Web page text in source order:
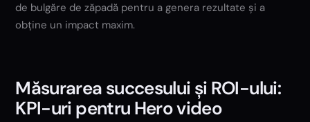
de bulgăre de zăpadă pentru a genera rezultate și a
obține un impact maxim.
Măsurarea succesului și ROI-ului:
KPI-uri pentru Hero video